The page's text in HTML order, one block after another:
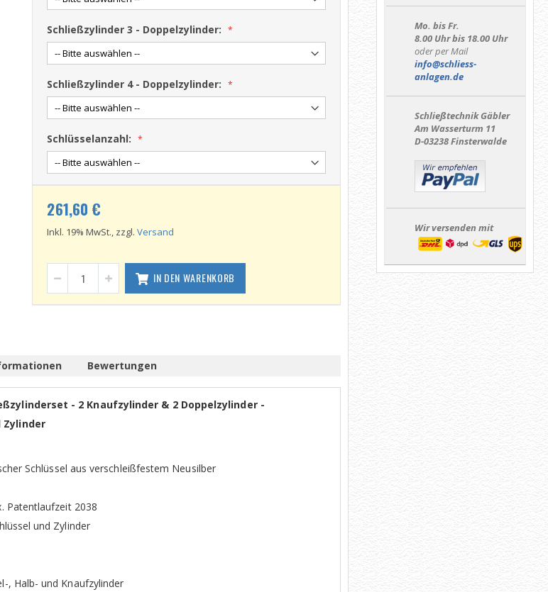
Schließzylinder 3 - Doppelzylinder:
Schließzylinder 4 - Doppelzylinder:
Schlüsselanzahl:
261,60 €
Inkl. 19% MwSt., zzgl.Versand
IN DEN WARENKORB
- 2 Knaufzylinder & 2 Doppelzylinder -
Zylinder
Schlüssel aus verschleißfestem Neusilber
Patentlaufzeit 2038
und Zylinder
, Halb- und Knaufzylinder
Bewertungen
Mo. bis Fr.
8.00 Uhr bis 18.00 Uhr
oder per Mail
info@schliess-
anlagen.de
Schließtechnik Gäbler
Am Wasserturm 11
D-03238 Finsterwalde
Wir versenden mit